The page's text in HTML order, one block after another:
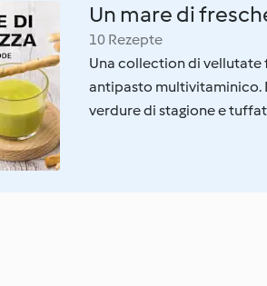
Un mare di
10 Rezepte
Una collection di
antipasto multivitaminico.
verdure di stagione e